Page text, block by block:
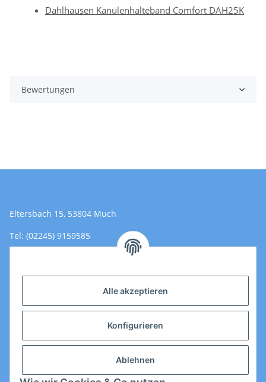
Alle akzeptieren
Konfigurieren
Ablehnen
Dahlhausen Kanülenhalteband Comfort DAH25K
Bewertungen
Eltersbach 15, 53804 Much
Tel: (02245) 9159585
Email: Kontakt@toromedical.de
Öffnungszeiten (Mo-Fr.) 8:00 - 17:00